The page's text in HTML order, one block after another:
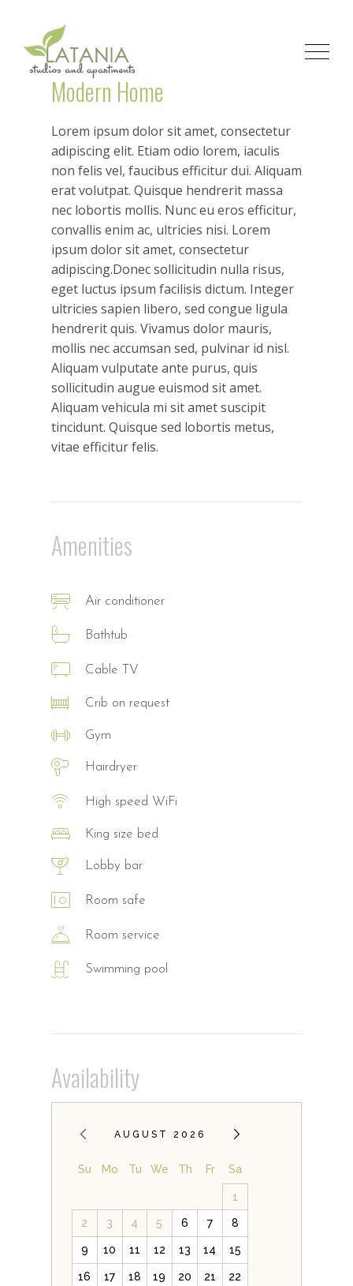
Modern Home
Lorem ipsum dolor sit amet, consectetur
adipiscing elit. Etiam odio lorem, iaculis
non felis vel, faucibus efficitur dui. Aliquam
erat volutpat. Quisque hendrerit massa
nec lobortis mollis. Nunc eu eros efficitur,
convallis enim ac, ultricies nisi. Lorem
ipsum dolor sit amet, consectetur
adipiscing.Donec sollicitudin nulla risus,
eget luctus ipsum facilisis dictum. Integer
ultricies sapien libero, sed congue ligula
hendrerit quis. Vivamus dolor mauris,
mollis nec accumsan sed, pulvinar id nisl.
Aliquam vulputate ante purus, quis
sollicitudin augue euismod sit amet.
Aliquam vehicula mi sit amet suscipit
tincidunt. Quisque sed lobortis metus,
vitae efficitur felis.
Amenities
Air conditioner
Bathtub
Cable TV
Crib on request
Gym
Hairdryer
High speed WiFi
King size bed
Lobby bar
Room safe
Room service
Swimming pool
Availability
AUGUST 2026
Su Mo Tu We Th Fr Sa
1
2 3 4 5 6 7 8
9 10 11 12 13 14 15
16 17 18 19 20 21 22